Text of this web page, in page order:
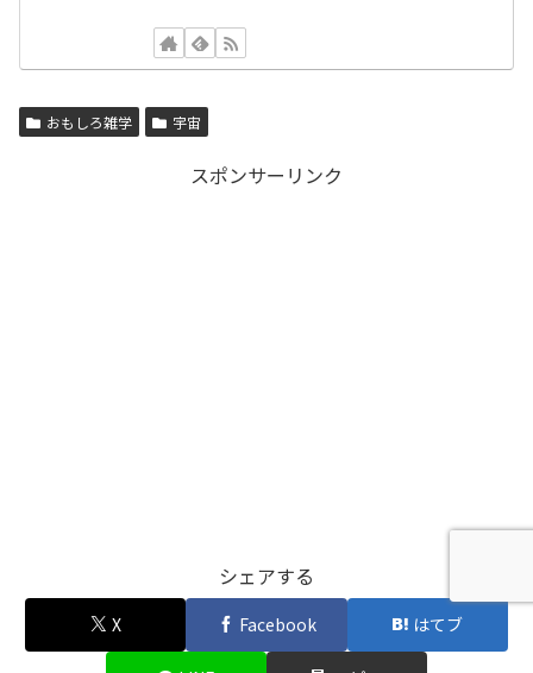
おもしろ雑学 宇宙
スポンサーリンク
シェアする
X Facebook はてブ